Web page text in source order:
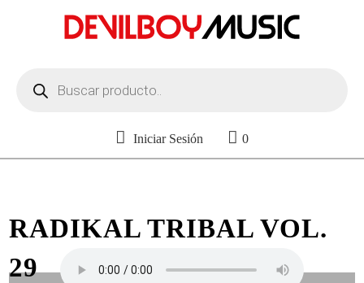
productos
Iniciar Sesión 0
RADIKAL TRIBAL VOL.
29